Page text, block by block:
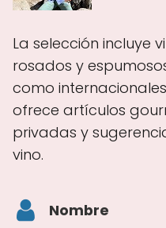
La selección incluye
rosados y
como
ofrece artículos
privadas y
vino.
Nombre